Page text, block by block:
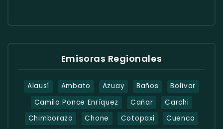
Emisoras Regionales
Alausí Ambato Azuay Baños
Bolívar
Camilo Ponce Enríquez
Cañar
Carchi
Chimborazo
Chone Cotopaxi Cuenca